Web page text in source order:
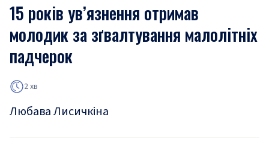
15 років ув’язнення отримав
молодик за зґвалтування малолітніх
падчерок
2 хв
Любава Лисичкіна